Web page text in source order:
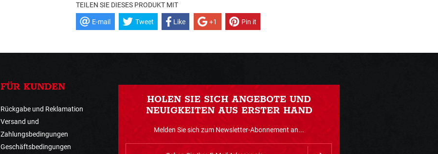
TEILEN SIE DIESES PRODUKT MIT
E-mail Tweet Like +1 Pin it
FÜR KUNDEN
Rückgabe und Reklamation
Versand und
Zahlungsbedingungen
Geschäftsbedingungen
HOLEN SIE SICH ANGEBOTE UND
NEUIGKEITEN AUS ERSTER HAND
Melden Sie sich zum Newsletter-Abonnement an...